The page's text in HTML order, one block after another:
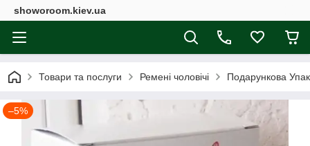
showoroom.kiev.ua
Товари та послуги Ремені чоловічі Подарункова
–5%